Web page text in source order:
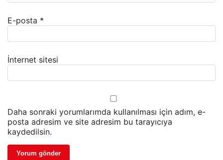
E-posta *
İnternet sitesi
Daha sonraki yorumlarımda kullanılması için adım, e-
posta adresim ve site adresim bu tarayıcıya
kaydedilsin.